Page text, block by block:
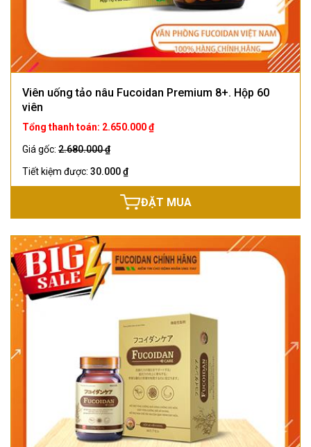
Viên uống tảo nâu Fucoidan Premium 8+. Hộp 60
viên
Tổng thanh toán: 2.650.000 ₫
Giá gốc: 2.680.000 ₫
Tiết kiệm được: 30.000 ₫
ĐẶT MUA